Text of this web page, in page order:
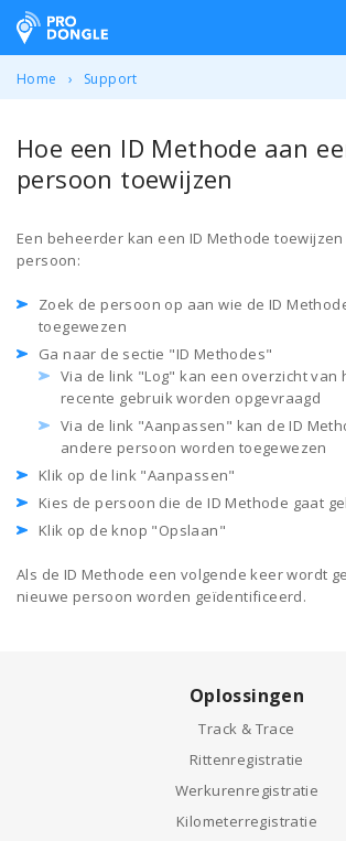
ProDongle Track & Trace
Home Support
Hoe een ID Methode aan
persoon toewijzen
Een beheerder kan een ID Methode
persoon:
Zoek de persoon op aan wie de ID
toegewezen
Ga naar de sectie "ID Methodes"
Via de link "Log" kan een overzicht van
recente gebruik worden opgevraagd
Via de link "Aanpassen" kan de ID
andere persoon worden toegewezen
Klik op de link "Aanpassen"
Kies de persoon die de ID Methode gaat
Klik op de knop "Opslaan"
Als de ID Methode een volgende keer wordt
nieuwe persoon worden geïdentificeerd.
Oplossingen
Track & Trace
Rittenregistratie
Werkurenregistratie
Kilometerregistratie